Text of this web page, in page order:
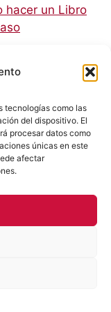
tecnologías como las
del dispositivo. El
procesar datos como
únicas en este
afectar
hacer un Libro
Siglo XXI
Digital en
y
Una Guía